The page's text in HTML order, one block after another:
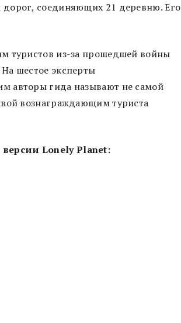
дорог, соединяющих 21 деревню. Его
туристов из-за прошедшей войны
шестое эксперты
авторы гида называют не самой
вознаграждающим туриста
Lonely Planet: